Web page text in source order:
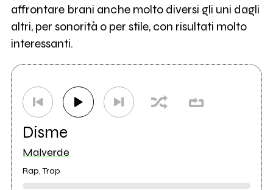
affrontare brani anche molto diversi gli uni dagli
altri, per sonorità o per stile, con risultati molto
interessanti.
Disme
Malverde
Rap, Trap